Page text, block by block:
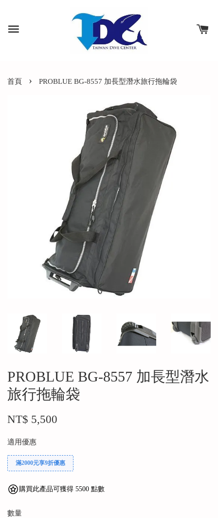
首頁 › PROBLUE BG-8557 加長型潛水旅行拖輪袋
PROBLUE BG-8557 加長型潛水
旅行拖輪袋
NT$ 5,500
適用優惠
滿2000元享9折優惠
購買此產品可獲得 5500 點數
數量